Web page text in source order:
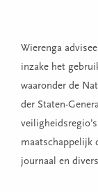
Wierenga
inzake het
waaronder de
der Staten-
maatschappelijk
journaal en